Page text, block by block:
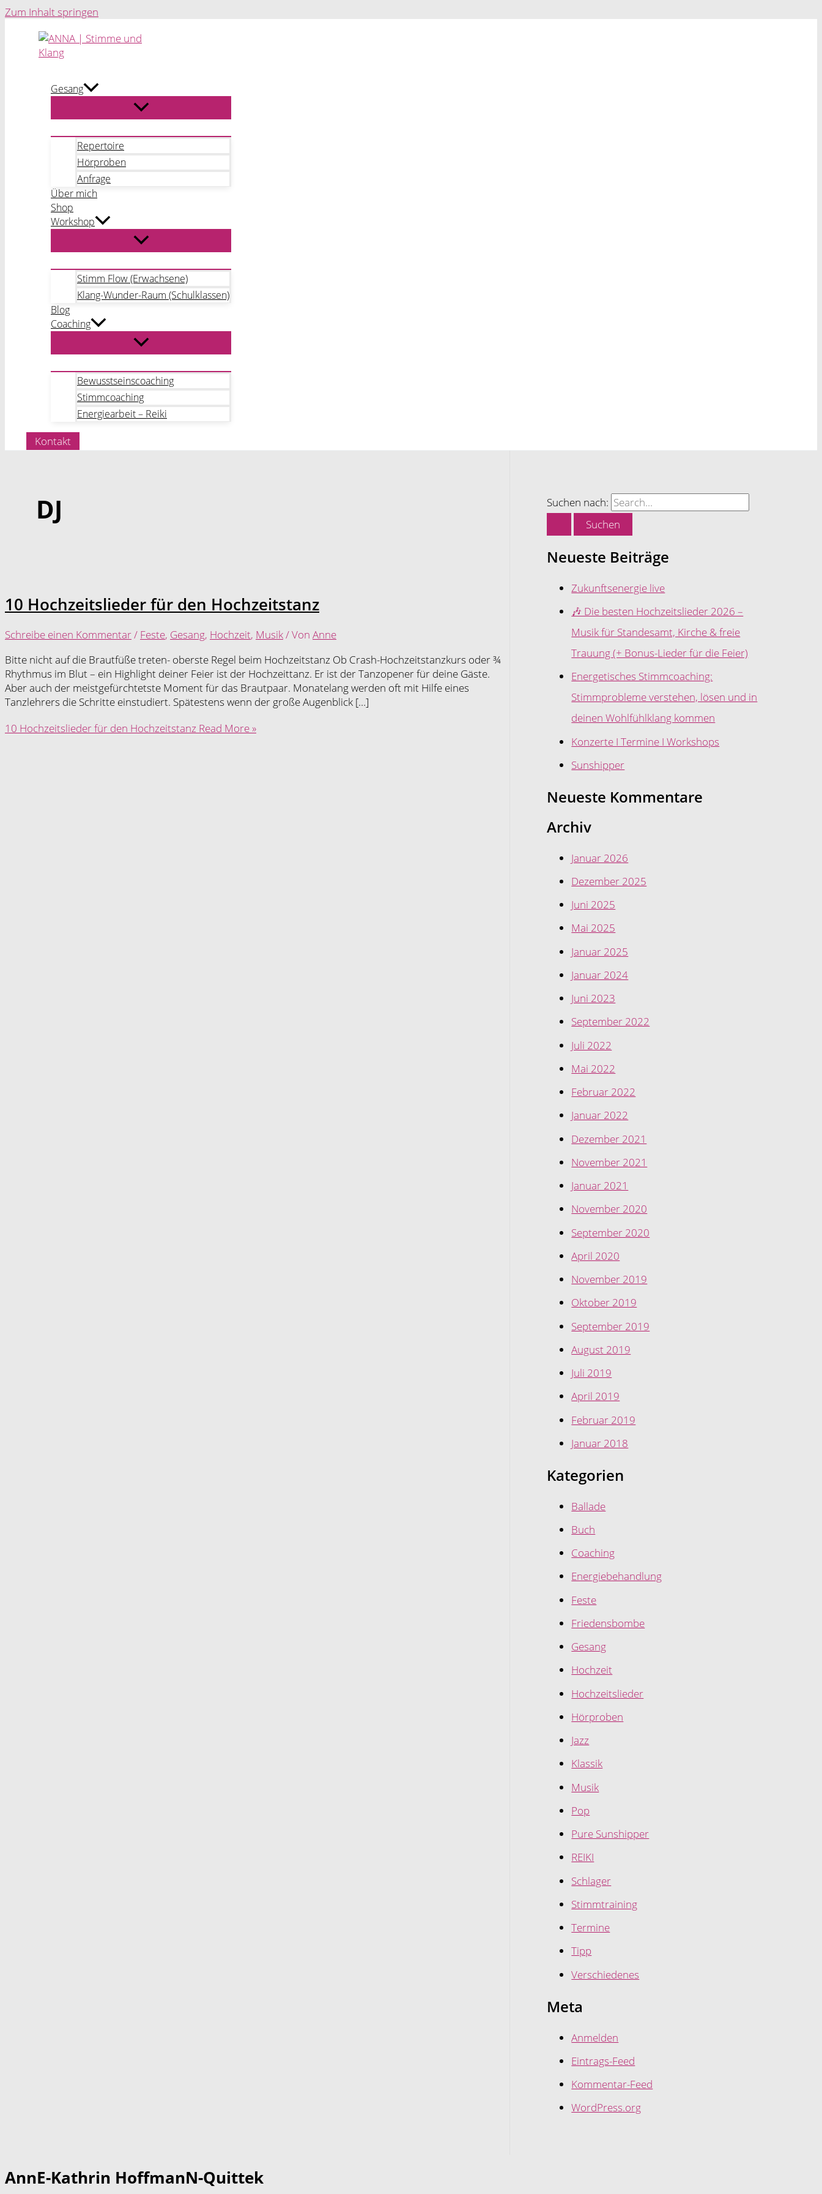
Zum Inhalt springen
Gesang
Repertoire
Hörproben
Anfrage
Über mich
Shop
Workshop
Stimm Flow (Erwachsene)
Klang-Wunder-Raum (Schulklassen)
Blog
Coaching
Bewusstseinscoaching
Stimmcoaching
Energiearbeit – Reiki
Kontakt
DJ
10 Hochzeitslieder für den Hochzeitstanz
Schreibe einen Kommentar/ Feste, Gesang, Hochzeit, Musik/ Von Anne
Bitte nicht auf die Brautfüße treten- oberste Regel beim Hochzeitstanz Ob Crash-Hochzeitstanzkurs oder ¾
Rhythmus im Blut – ein Highlight deiner Feier ist der Hochzeittanz. Er ist der Tanzopener für deine Gäste.
Aber auch der meistgefürchtetste Moment für das Brautpaar. Monatelang werden oft mit Hilfe eines
Tanzlehrers die Schritte einstudiert. Spätestens wenn der große Augenblick […]
10 Hochzeitslieder für den Hochzeitstanz Read More »
Suchen nach:
Neueste Beiträge
Zukunftsenergie live
🎶 Die besten Hochzeitslieder 2026 –
Musik für Standesamt, Kirche & freie
Trauung (+ Bonus-Lieder für die Feier)
Energetisches Stimmcoaching:
Stimmprobleme verstehen, lösen und in
deinen Wohlfühlklang kommen
Konzerte I Termine I Workshops
Sunshipper
Neueste Kommentare
Archiv
Januar 2026
Dezember 2025
Juni 2025
Mai 2025
Januar 2025
Januar 2024
Juni 2023
September 2022
Juli 2022
Mai 2022
Februar 2022
Januar 2022
Dezember 2021
November 2021
Januar 2021
November 2020
September 2020
April 2020
November 2019
Oktober 2019
September 2019
August 2019
Juli 2019
April 2019
Februar 2019
Januar 2018
Kategorien
Ballade
Buch
Coaching
Energiebehandlung
Feste
Friedensbombe
Gesang
Hochzeit
Hochzeitslieder
Hörproben
Jazz
Klassik
Musik
Pop
Pure Sunshipper
REIKI
Schlager
Stimmtraining
Termine
Tipp
Verschiedenes
Meta
Anmelden
Eintrags-Feed
Kommentar-Feed
WordPress.org
AnnE-Kathrin HoffmanN-Quittek